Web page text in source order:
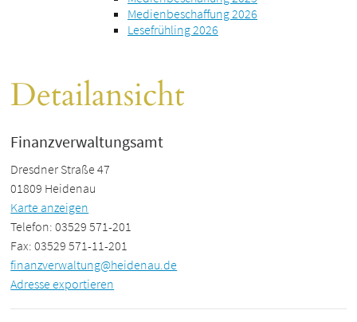
Medienbeschaffung 2026
Lesefrühling 2026
Detailansicht
Finanzverwaltungsamt
Dresdner Straße 47
01809 Heidenau
Karte anzeigen
Telefon: 03529 571-201
Fax: 03529 571-11-201
finanzverwaltung@heidenau.de
Adresse exportieren